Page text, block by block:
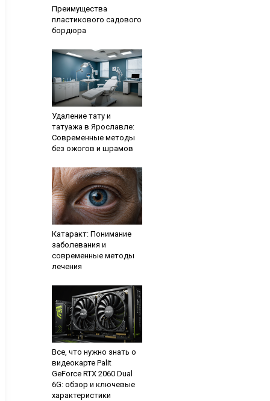
Преимущества
пластикового садового
бордюра
Удаление тату и
татуажа в Ярославле:
Современные методы
без ожогов и шрамов
Катаракт: Понимание
заболевания и
современные методы
лечения
Все, что нужно знать о
видеокарте Palit
GeForce RTX 2060 Dual
6G: обзор и ключевые
характеристики